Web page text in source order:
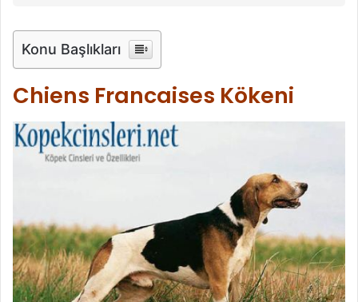
Konu Başlıkları
Chiens Francaises Kökeni